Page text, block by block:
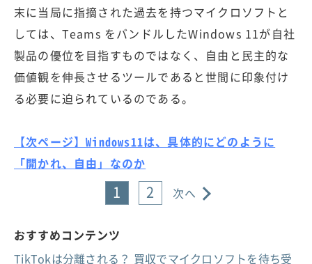
末に当局に指摘された過去を持つマイクロソフトと
しては、Teams をバンドルしたWindows 11が自社
製品の優位を目指すものではなく、自由と民主的な
価値観を伸長させるツールであると世間に印象付け
る必要に迫られているのである。
【次ページ】Windows11は、具体的にどのように
「開かれ、自由」なのか
1 2 次へ
おすすめコンテンツ
TikTokは分離される？ 買収でマイクロソフトを待ち受